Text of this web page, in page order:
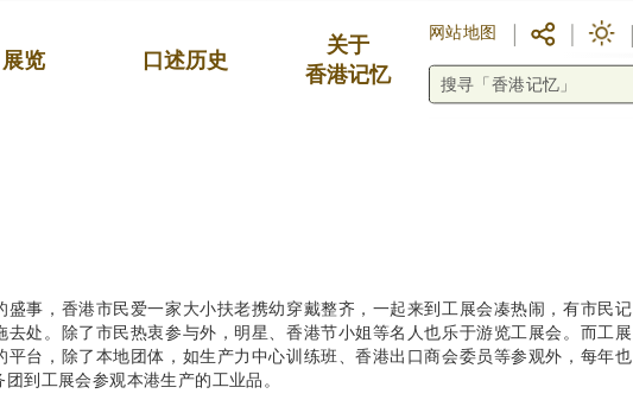
展览 口述历史
关于
香港记忆
网站地图
盛事，香港市民爱一家大小扶老携幼穿戴整齐，一起来到工展会凑热闹，有市民记
去处。除了市民热衷参与外，明星、香港节小姐等名人也乐于游览工展会。而工展
平台，除了本地团体，如生产力中心训练班、香港出口商会委员等参观外，每年也
到工展会参观本港生产的工业品。